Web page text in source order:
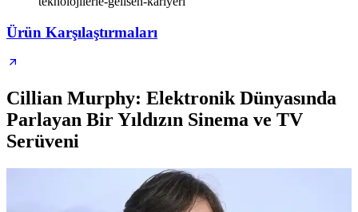
Ürün Karşılaştırmaları
Cillian Murphy: Elektronik Dünyasında
Parlayan Bir Yıldızın Sinema ve TV
Serüveni